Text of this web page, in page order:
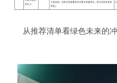
从推荐清单看绿色未来的